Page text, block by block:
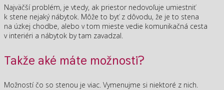
Najväčší problém, je vtedy, ak priestor nedovoľuje umiestniť
k stene nejaký nábytok. Môže to byť z dôvodu, že je to stena
na úzkej chodbe, alebo v tom mieste vedie komunikačná cesta
v interiéri a nábytok by tam zavadzal.
Takže aké máte možnosti?
Možností čo so stenou je viac. Vymenujme si niektoré z nich.